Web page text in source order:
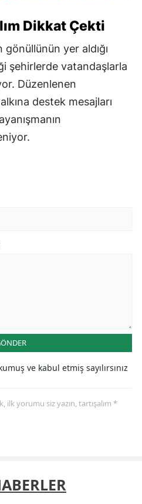
Dikkat Çekti
yer aldığı
şehirlerde vatandaşlarla
Düzenlenen
destek mesajları
ve kabul etmiş sayılırsınız
yorumu siz yazın, tartışalım *